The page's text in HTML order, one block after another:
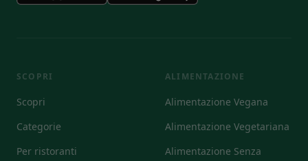
SCOPRI
Scopri
Categorie
Per ristoranti
ALIMENTAZIONE
Alimentazione Vegana
Alimentazione Vegetariana
Alimentazione Senza